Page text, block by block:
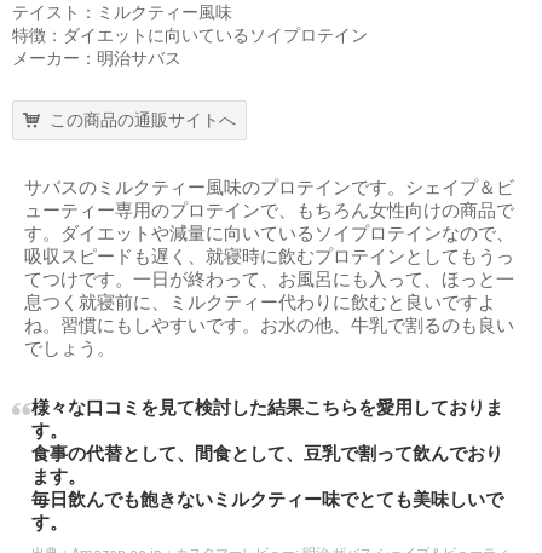
テイスト：ミルクティー風味
特徴：ダイエットに向いているソイプロテイン
メーカー：明治サバス
この商品の通販サイトへ
サバスのミルクティー風味のプロテインです。シェイプ＆ビ
ューティー専用のプロテインで、もちろん女性向けの商品で
す。ダイエットや減量に向いているソイプロテインなので、
吸収スピードも遅く、就寝時に飲むプロテインとしてもうっ
てつけです。一日が終わって、お風呂にも入って、ほっと一
息つく就寝前に、ミルクティー代わりに飲むと良いですよ
ね。習慣にもしやすいです。お水の他、牛乳で割るのも良い
でしょう。
様々な口コミを見て検討した結果こちらを愛用しておりま
す。
食事の代替として、間食として、豆乳で割って飲んでおり
ます。
毎日飲んでも飽きないミルクティー味でとても美味しいで
す。